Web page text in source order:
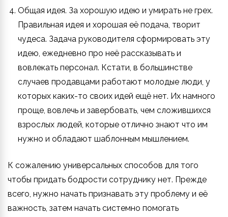
Общая идея. За хорошую идею и умирать не грех.
Правильная идея и хорошая её подача, творит
чудеса. Задача руководителя сформировать эту
идею, ежедневно про неё рассказывать и
вовлекать персонал. Кстати, в большинстве
случаев продавцами работают молодые люди, у
которых каких-то своих идей ещё нет. Их намного
проще, вовлечь и завербовать, чем сложившихся
взрослых людей, которые отлично знают что им
нужно и обладают шаблонным мышлением.
К сожалению универсальных способов для того
чтобы придать бодрости сотруднику нет. Прежде
всего, нужно начать признавать эту проблему и её
важность, затем начать системно помогать